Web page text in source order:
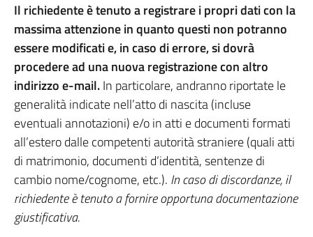
Il richiedente è tenuto a registrare i propri dati con la
massima attenzione in quanto questi non potranno
essere modificati e, in caso di errore, si dovrà
procedere ad una nuova registrazione con altro
indirizzo e-mail.In particolare, andranno riportate le
generalità indicate nell’atto di nascita (incluse
eventuali annotazioni) e/o in atti e documenti formati
all’estero dalle competenti autorità straniere (quali atti
di matrimonio, documenti d’identità, sentenze di
cambio nome/cognome, etc.). In caso di discordanze, il
richiedente è tenuto a fornire opportuna documentazione
giustificativa.